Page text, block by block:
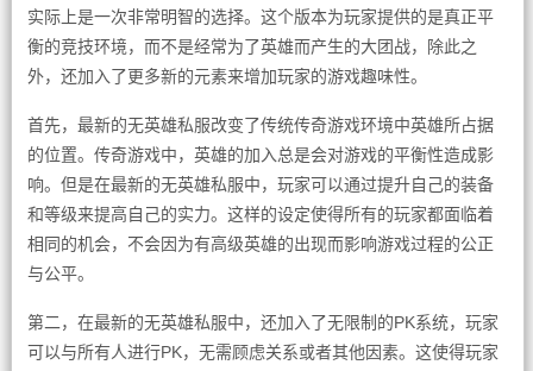
实际上是一次非常明智的选择。这个版本为玩家提供的是真正平
衡的竞技环境，而不是经常为了英雄而产生的大团战，除此之
外，还加入了更多新的元素来增加玩家的游戏趣味性。
首先，最新的无英雄私服改变了传统传奇游戏环境中英雄所占据
的位置。传奇游戏中，英雄的加入总是会对游戏的平衡性造成影
响。但是在最新的无英雄私服中，玩家可以通过提升自己的装备
和等级来提高自己的实力。这样的设定使得所有的玩家都面临着
相同的机会，不会因为有高级英雄的出现而影响游戏过程的公正
与公平。
第二，在最新的无英雄私服中，还加入了无限制的PK系统，玩家
可以与所有人进行PK，无需顾虑关系或者其他因素。这使得玩家